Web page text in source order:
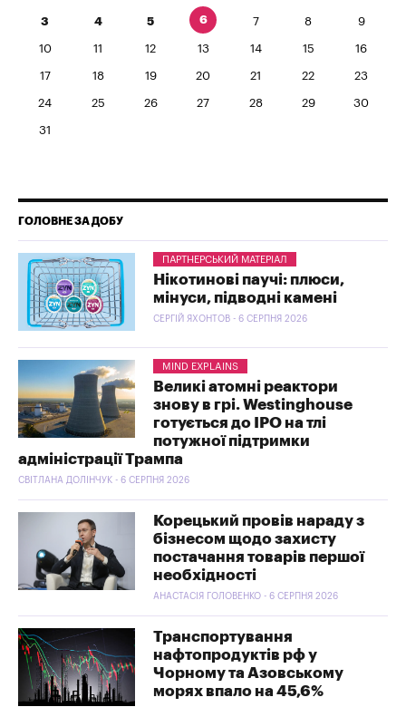
3 4 5 6 7 8 9
10 11 12 13 14 15 16
17 18 19 20 21 22 23
24 25 26 27 28 29 30
31
ГОЛОВНЕ ЗА ДОБУ
ПАРТНЕРСЬКИЙ МАТЕРІАЛ
Нікотинові паучі: плюси,
мінуси, підводні камені
СЕРГІЙ ЯХОНТОВ - 6 СЕРПНЯ 2026
MIND EXPLAINS
Великі атомні реактори
знову в грі. Westinghouse
готується до IPO на тлі
потужної підтримки
адміністрації Трампа
СВІТЛАНА ДОЛІНЧУК - 6 СЕРПНЯ 2026
Корецький провів нараду з
бізнесом щодо захисту
постачання товарів першої
необхідності
АНАСТАСІЯ ГОЛОВЕНКО - 6 СЕРПНЯ 2026
Транспортування
нафтопродуктів рф у
Чорному та Азовському
морях впало на 45,6%